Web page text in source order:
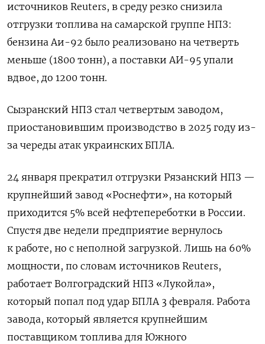
источников Reuters, в среду резко снизила
отгрузки топлива на самарской группе НПЗ:
бензина Аи-92 было реализовано на четверть
меньше (1800 тонн), а поставки АИ-95 упали
вдвое, до 1200 тонн.
Сызранский НПЗ стал четвертым заводом,
приостановившим производство в 2025 году из-
за череды атак украинских БПЛА.
24 января прекратил отгрузки Рязанский НПЗ —
крупнейший завод «Роснефти», на который
приходится 5% всей нефтепереботки в России.
Спустя две недели предприятие вернулось
к работе, но с неполной загрузкой. Лишь на 60%
мощности, по словам источников Reuters,
работает Волгоградский НПЗ «Лукойла»,
который попал под удар БПЛА 3 февраля. Работа
завода, который является крупнейшим
поставщиком топлива для Южного